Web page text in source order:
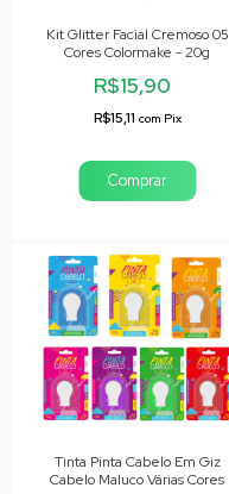
Kit Glitter Facial Cremoso 05
Cores Colormake - 20g
R$15,90
R$15,11 com Pix
Tinta Pinta Cabelo Em Giz
Cabelo Maluco Várias Cores